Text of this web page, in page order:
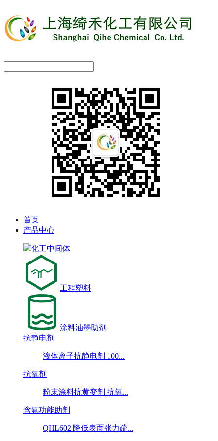
首页
产品中心
化工中间体
工程塑料
涂料油墨助剂
抗静电剂
液体离子抗静电剂 100...
抗氧剂
粉末涂料抗黄变剂 抗氧...
含氟功能助剂
QHL602 降低表面张力疏...